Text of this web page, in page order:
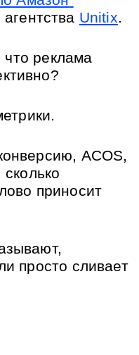
Unitix.
что реклама
ACOS,
приносит
просто сливает